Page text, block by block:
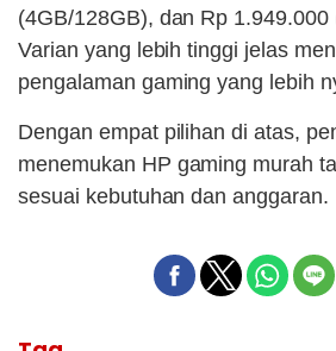
(4GB/128GB), dan Rp 1.949.000
Varian yang lebih tinggi jelas
pengalaman gaming yang lebih
Dengan empat pilihan di atas,
menemukan HP gaming murah
sesuai kebutuhan dan anggaran.